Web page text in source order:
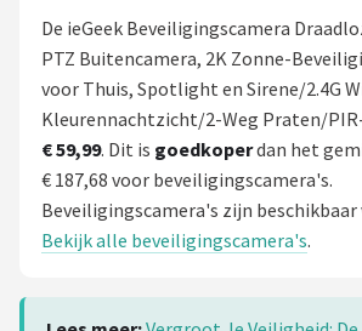
De ieGeek Beveiligingscamera
PTZ Buitencamera, 2K Zonne-
voor Thuis, Spotlight en Sirene/2.4G
Kleurennachtzicht/2-Weg Praten/
€ 59,99. Dit is goedkoperdan het
€ 187,68 voor beveiligingscamera's.
Beveiligingscamera's zijn beschikbaar
Bekijk alle beveiligingscamera's.